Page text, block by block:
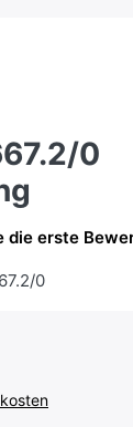
0
die erste
0